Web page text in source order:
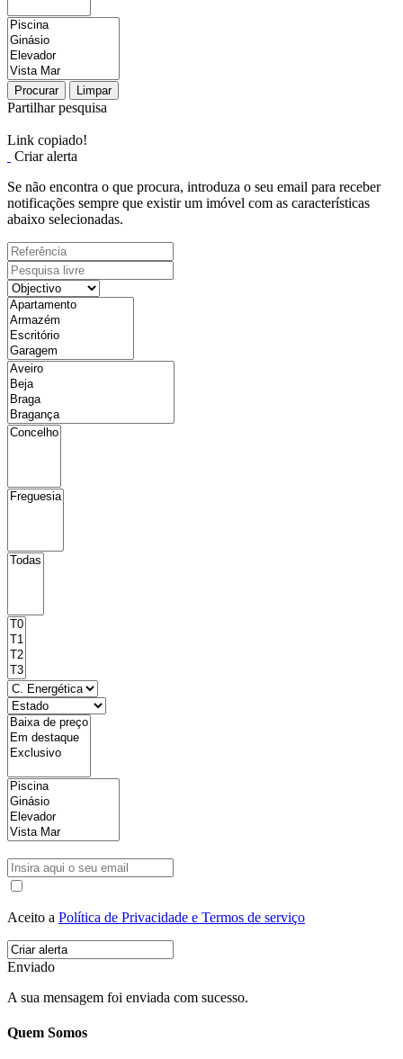
Procurar Limpar
Partilhar pesquisa
Link copiado!
Criar alerta
Se não encontra o que procura, introduza o seu email para receber
notificações sempre que existir um imóvel com as características
abaixo selecionadas.
Aceito a Política de Privacidade e Termos de serviço
Enviado
A sua mensagem foi enviada com sucesso.
Quem Somos